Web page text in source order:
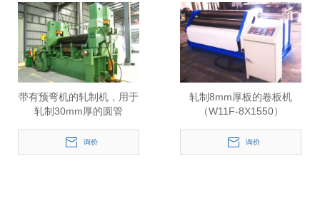
带有预弯机的轧制机，用于
轧制30mm厚的圆管
询价
轧制8mm厚板的卷板机
（W11F-8X1550）
询价